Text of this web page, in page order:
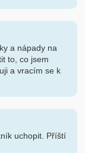
a nápady na
to, co jsem
a vracím se k
uchopit. Příští